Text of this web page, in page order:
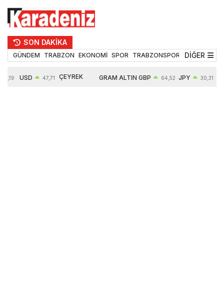
SON DAKİKA
GÜNDEM TRABZON EKONOMİ SPOR TRABZONSPOR TEKNOLOJİ
DİĞER
USD 47,71 ÇEYREK GRAM ALTIN GBP 64,52 JPY 30,31